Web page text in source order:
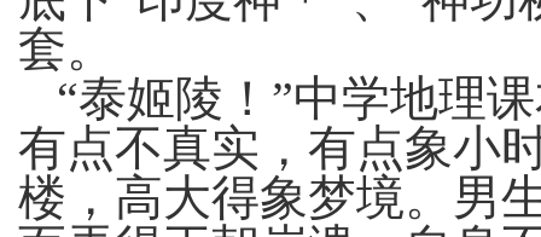
套。
“泰姬陵！”中学地理
有点不真实，有点象小
楼，高大得象梦境。男